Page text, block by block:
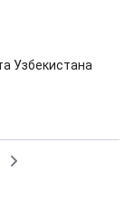
Узбекистана